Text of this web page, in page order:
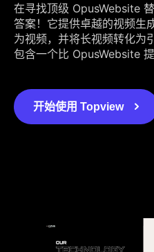
在寻找顶级 OpusWebsite
答案！它提供卓越的视频生
为视频，并将长视频转化为
包含一个比 OpusWebsite
开始使用 Topview